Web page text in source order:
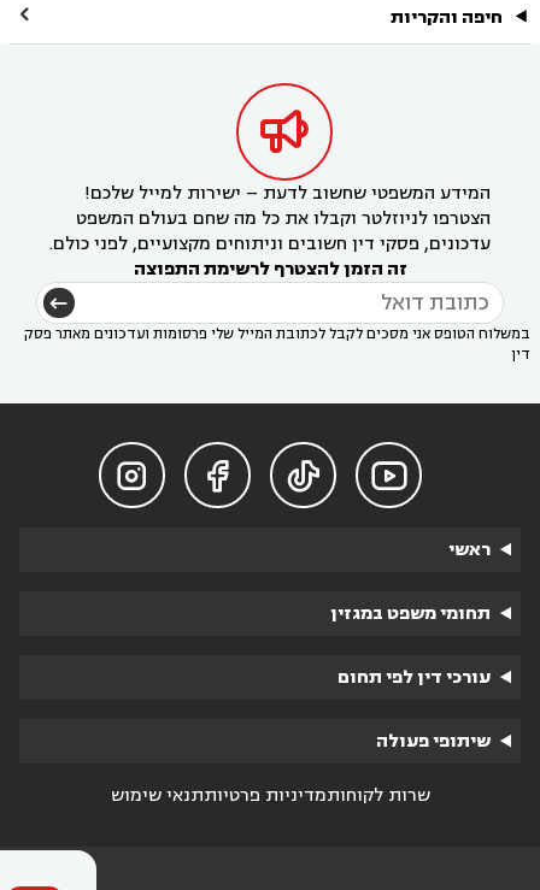
חיפה והקריות 

המידע המשפטי שחשוב לדעת – ישירות למייל שלכם!
הצטרפו לניוזלטר וקבלו את כל מה שחם בעולם המשפט
עדכונים, פסקי דין חשובים וניתוחים מקצועיים, לפני כולם.
זה הזמן להצטרף לרשימת התפוצה
במשלוח הטופס אני מסכים לקבל לכתובת המייל שלי פרסומות ועדכונים מאתר פסק
דין




ראשי
תחומי משפט במגזין
עורכי דין לפי תחום
שיתופי פעולה
שרות לקוחותמדיניות פרטיותתנאי שימוש